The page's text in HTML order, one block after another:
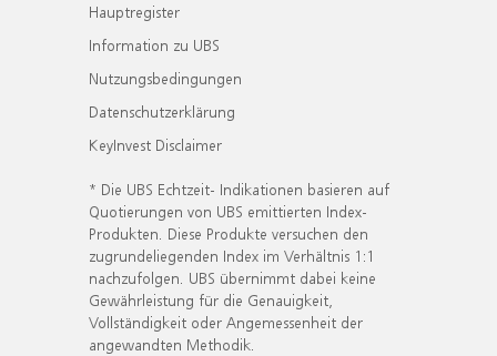
Hauptregister
Information zu UBS
Nutzungsbedingungen
Datenschutzerklärung
KeyInvest Disclaimer
* Die UBS Echtzeit- Indikationen basieren auf
Quotierungen von UBS emittierten Index-
Produkten. Diese Produkte versuchen den
zugrundeliegenden Index im Verhältnis 1:1
nachzufolgen. UBS übernimmt dabei keine
Gewährleistung für die Genauigkeit,
Vollständigkeit oder Angemessenheit der
angewandten Methodik.